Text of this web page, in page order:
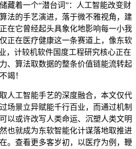
藏着一个“潜台词”：人工智能改变财
法的手艺演进，落于微不雅视角，建
在它曾经起头具象化地影响每一小我
正在医疗健康这一条赛道上，像东软
，计较机软件国度工程研究核心正在
、算法取数据的整条价值链能流转起
竭！
工智能手艺的深度融合，本文仅代
场景立异赋能千行百业，而通过机制
以或许改写人类命运、沉塑人类文明
也就成为东软智能化计谋落地取推进
。查看更多客岁初，以医疗为例，鞭